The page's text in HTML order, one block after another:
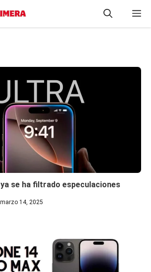
se ha filtrado especulaciones
marzo 14, 2025